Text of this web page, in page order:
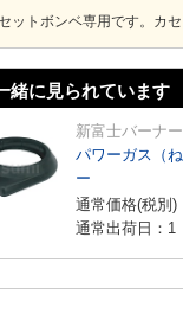
ットボンベ専用です。カ
緒に見られています
新富士バーナー
パワーガス（
ー
通常価格(税別)
通常出荷日：1